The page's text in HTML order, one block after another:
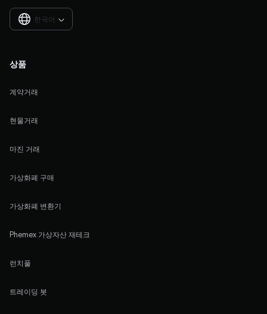
한국어 
상품
계약거래
현물거래
마진 거래
가상화폐 구매
가상화폐 변환기
Phemex 가상자산 재테크
런치풀
트레이딩 봇